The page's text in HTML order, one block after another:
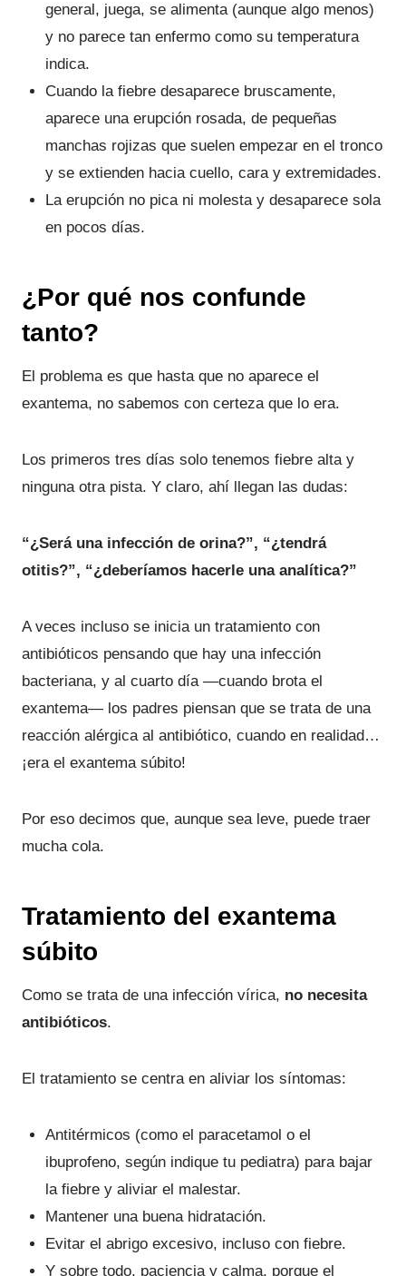
general, juega, se alimenta (aunque algo menos)
y no parece tan enfermo como su temperatura
indica.
Cuando la fiebre desaparece bruscamente,
aparece una erupción rosada, de pequeñas
manchas rojizas que suelen empezar en el tronco
y se extienden hacia cuello, cara y extremidades.
La erupción no pica ni molesta y desaparece sola
en pocos días.
¿Por qué nos confunde
tanto?
El problema es que hasta que no aparece el
exantema, no sabemos con certeza que lo era.
Los primeros tres días solo tenemos fiebre alta y
ninguna otra pista. Y claro, ahí llegan las dudas:
“¿Será una infección de orina?”, “¿tendrá
otitis?”, “¿deberíamos hacerle una analítica?”
A veces incluso se inicia un tratamiento con
antibióticos pensando que hay una infección
bacteriana, y al cuarto día —cuando brota el
exantema— los padres piensan que se trata de una
reacción alérgica al antibiótico, cuando en realidad…
¡era el exantema súbito!
Por eso decimos que, aunque sea leve, puede traer
mucha cola.
Tratamiento del exantema
súbito
Como se trata de una infección vírica, no necesita
antibióticos.
El tratamiento se centra en aliviar los síntomas:
Antitérmicos (como el paracetamol o el
ibuprofeno, según indique tu pediatra) para bajar
la fiebre y aliviar el malestar.
Mantener una buena hidratación.
Evitar el abrigo excesivo, incluso con fiebre.
Y sobre todo, paciencia y calma, porque el